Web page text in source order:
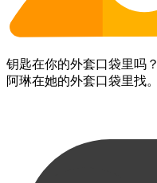
钥匙​在​你的​外套​口袋​里​吗？
阿琳​在​她的​外套​口袋​里​找。